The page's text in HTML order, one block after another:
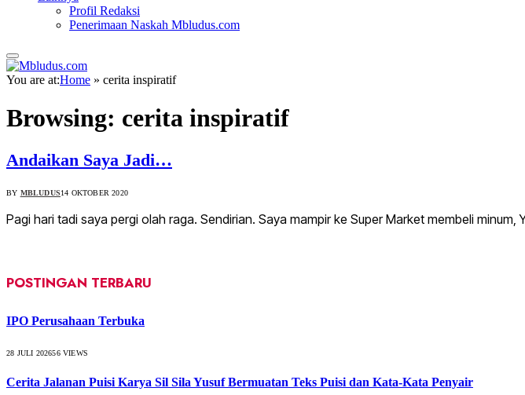
Profil Redaksi
Penerimaan Naskah Mbludus.com
You are at:Home » cerita inspiratif
Browsing: cerita inspiratif
Andaikan Saya Jadi…
BY MBLUDUS14 OKTOBER 2020
Pagi hari tadi saya pergi olah raga. Sendirian. Saya mampir ke Super Market membeli
POSTINGAN TERBARU
IPO Perusahaan Terbuka
28 JULI 202656VIEWS
Cerita Jalanan Puisi Karya Sil Sila Yusuf Bermuatan Teks Puisi dan Kata-Kata Penyair